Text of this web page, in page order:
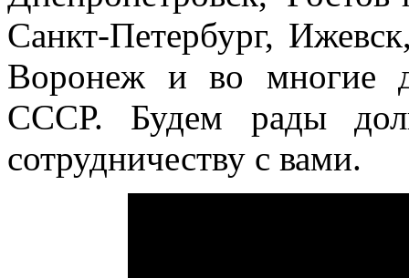
Санкт-Петербург,
Воронеж и во многие
СССР. Будем рады
сотрудничеству с вами.